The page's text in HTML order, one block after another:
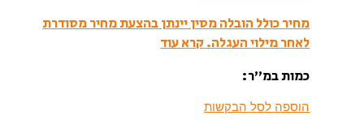
מחיר כולל הובלה מסין יינתן בהצעת מחיר מסודרת
לאחר מילוי העגלה.קרא עוד
כמות במ”ר:
הוספה לסל הבקשות